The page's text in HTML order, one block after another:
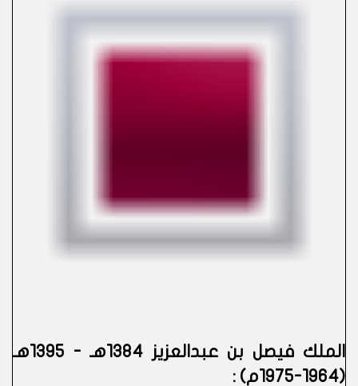
الملك فيصل بن عبدالعزيز 1384هـ - 1395هـ
(1964-1975م) :